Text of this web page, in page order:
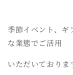
季節イベント、ギ
な業態でご活用
いただいており ま